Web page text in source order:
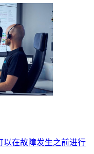
以在故障发生之前进行